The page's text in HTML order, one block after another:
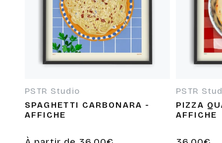
Fournisseur :
PSTR Studio
SPAGHETTI CARBONARA -
AFFICHE
PSTR
PIZZA
AFFICHE